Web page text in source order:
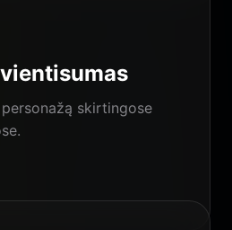
skirtingose